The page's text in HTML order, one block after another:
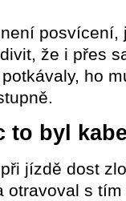
že i přes
ho
to byl kabel
jízdě dost
otravoval s